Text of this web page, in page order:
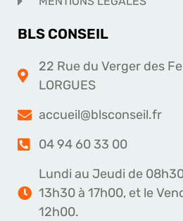
BLS CONSEIL
22 Rue du Verger des
LORGUES
accueil@blsconseil.fr
04 94 60 33 00
Lundi au Jeudi de
13h30 à 17h00, et le
12h00.